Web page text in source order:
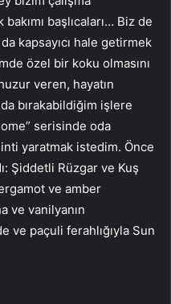
başlıcaları… Biz de
kapsayıcı hale getirmek
özel bir koku olmasını
veren, hayatın
bırakabildiğim işlere
serisinde oda
yaratmak istedim. Önce
Şiddetli Rüzgar ve Kuş
ve amber
ve vanilyanın
ve paçuli ferahlığıyla Sun